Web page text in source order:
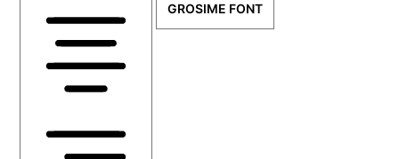
GROSIME FONT